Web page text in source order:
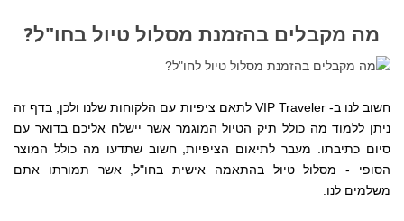
מה מקבלים בהזמנת מסלול טיול בחו"ל?
חשוב לנו ב- VIP Traveler לתאם ציפיות עם הלקוחות שלנו ולכן, בדף זה
ניתן ללמוד מה כולל תיק הטיול המוגמר אשר יישלח אליכם בדואר עם
סיום כתיבתו. מעבר לתיאום הציפיות, חשוב שתדעו מה כולל המוצר
הסופי - מסלול טיול בהתאמה אישית בחו"ל, אשר תמורתו אתם
משלמים לנו.